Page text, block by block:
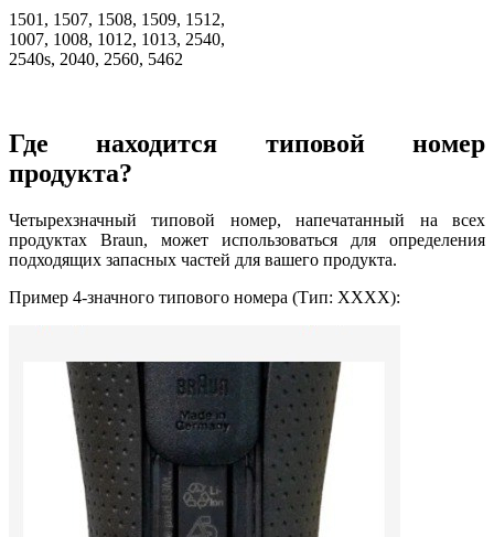
1501, 1507, 1508, 1509, 1512,
1007, 1008, 1012, 1013, 2540,
2540s, 2040, 2560, 5462
Где находится типовой номер
продукта?
Четырехзначный типовой номер, напечатанный на всех
продуктах Braun, может использоваться для определения
подходящих запасных частей для вашего продукта.
Пример 4-значного типового номера (Тип: XXXX):